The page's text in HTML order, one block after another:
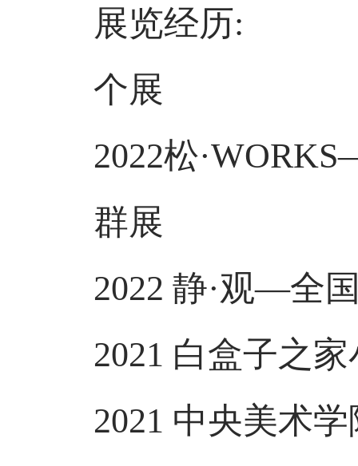
展览经历:
个展
2022松
群展
2022 静·观—全国
2021 白盒子之家
2021 中央美术学